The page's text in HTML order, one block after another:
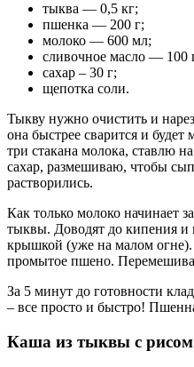
тыква — 0,5 кг;
пшенка — 200 г;
молоко — 600 мл;
сливочное масло — 100
сахар – 30 г;
щепотка соли.
Тыкву нужно очистить и
она быстрее сварится и
три стакана молока, ставлю
сахар, размешиваю, чтобы
растворились.
Как только молоко начинает
тыквы. Доводят до кипения и
крышкой (уже на малом
промытое пшено.
За 5 минут до готовности
– все просто и быстро!
Каша из тыквы с рисом